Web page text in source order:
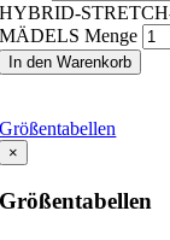
HYBRID-
MÄDELS Menge
In den Warenkorb
Größentabellen
×
Größentabellen